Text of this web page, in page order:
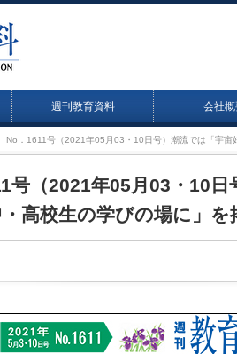
週刊教育資料 会社概
No．1611号（2021年05月03・10日号）潮流では「宇宙
号（2021年05月03・10日
高校生の学びの場に」を